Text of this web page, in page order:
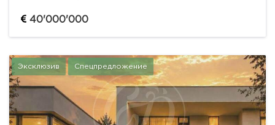
развитую внутреннюю инфраструктуру и удобную
40'000'000
Эксклюзив Спецпредложение